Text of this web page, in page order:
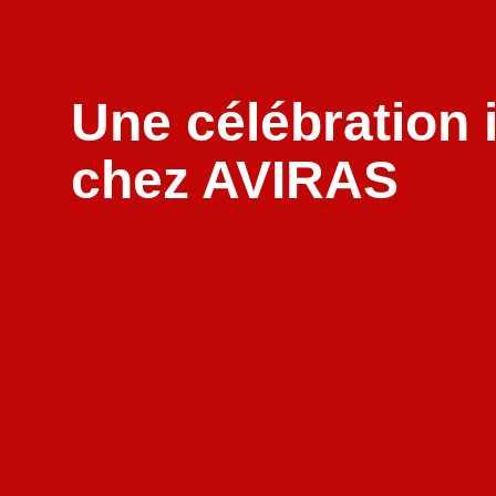
Une célébration
chez AVIRAS